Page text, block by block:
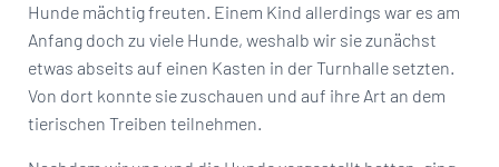
Hunde mächtig freuten. Einem Kind allerdings war es am
Anfang doch zu viele Hunde, weshalb wir sie zunächst
etwas abseits auf einen Kasten in der Turnhalle setzten.
Von dort konnte sie zuschauen und auf ihre Art an dem
tierischen Treiben teilnehmen.